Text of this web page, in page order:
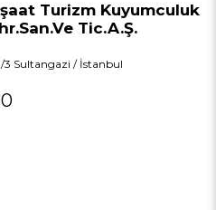
Turizm Kuyumculuk
Tic.A.Ş.
3 Sultangazi / İstanbul